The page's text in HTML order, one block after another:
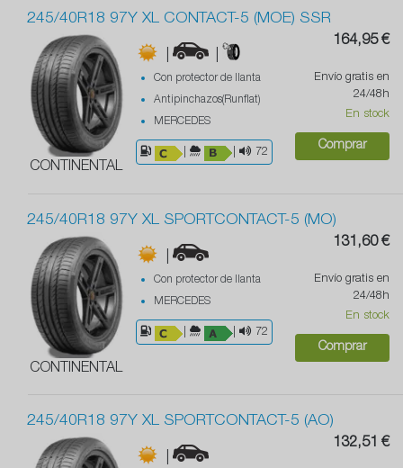
245/40R18 97Y XL CONTACT-5 (MOE) SSR
CONTINENTAL
|
Con protector de llanta
Antipinchazos(Runflat)
MERCEDES
72
164,95 €
Envío gratis en
24/48h
En stock
Comprar
245/40R18 97Y XL SPORTCONTACT-5 (MO)
CONTINENTAL
|
Con protector de llanta
MERCEDES
72
131,60 €
Envío gratis en
24/48h
En stock
Comprar
245/40R18 97Y XL SPORTCONTACT-5 (AO)
|
132,51 €